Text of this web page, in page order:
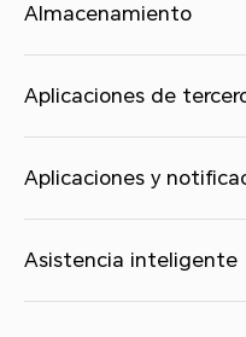
Almacenamiento
Aplicaciones de
Aplicaciones y
Asistencia inteligente